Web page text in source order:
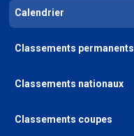
Calendrier
Classements permanents
Classements nationaux
Classements coupes